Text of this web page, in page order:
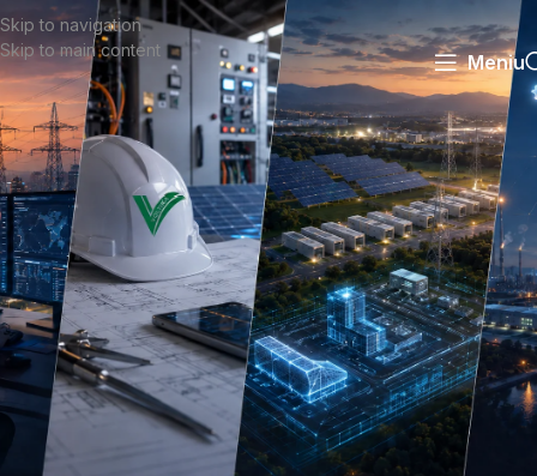
Skip to navigation
Skip to main content
Meniu